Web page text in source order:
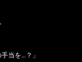
当を…？」